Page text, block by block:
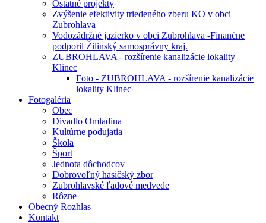
Ostatné projekty
Zvýšenie efektivity triedeného zberu KO v obci
Zubrohlava
Vodozádržné jazierko v obci Zubrohlava -Finančne
podporil Žilinský samosprávny kraj.
ZUBROHLAVA - rozšírenie kanalizácie lokality
Klinec
Foto - ZUBROHLAVA - rozšírenie kanalizácie
lokality Klinec'
Fotogaléria
Obec
Divadlo Omladina
Kultúrne podujatia
Škola
Šport
Jednota dôchodcov
Dobrovoľný hasičský zbor
Zubrohlavské ľadové medvede
Rôzne
Obecný Rozhlas
Kontakt